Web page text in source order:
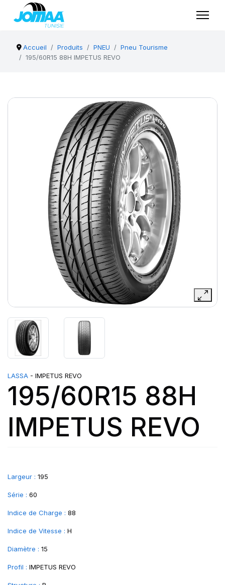
Accueil Produits PNEU
Pneu Tourisme
195/60R15 88H IMPETUS REVO
LASSA - IMPETUS REVO
195/60R15 88H
IMPETUS REVO
Largeur : 195
Série : 60
Indice de Charge : 88
Indice de Vitesse : H
Diamètre : 15
Profil : IMPETUS REVO